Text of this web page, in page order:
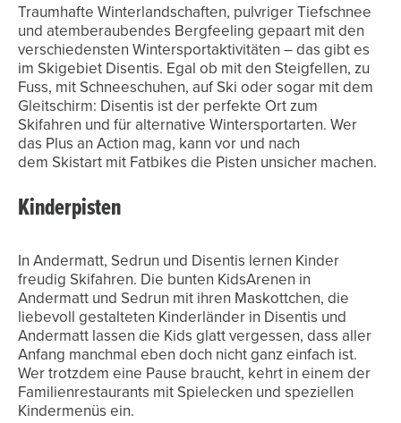
Traumhafte Winterlandschaften, pulvriger Tiefschnee
und atemberaubendes Bergfeeling gepaart mit den
verschiedensten Wintersportaktivitäten – das gibt es
im Skigebiet Disentis. Egal ob mit den Steigfellen, zu
Fuss, mit Schneeschuhen, auf Ski oder sogar mit dem
Gleitschirm: Disentis ist der perfekte Ort zum
Skifahren und für alternative Wintersportarten. Wer
das Plus an Action mag, kann vor und nach
dem Skistart mit Fatbikes die Pisten unsicher machen.
Kinderpisten
In Andermatt, Sedrun und Disentis lernen Kinder
freudig Skifahren. Die bunten KidsArenen in
Andermatt und Sedrun mit ihren Maskottchen, die
liebevoll gestalteten Kinderländer in Disentis und
Andermatt lassen die Kids glatt vergessen, dass aller
Anfang manchmal eben doch nicht ganz einfach ist.
Wer trotzdem eine Pause braucht, kehrt in einem der
Familienrestaurants mit Spielecken und speziellen
Kindermenüs ein.